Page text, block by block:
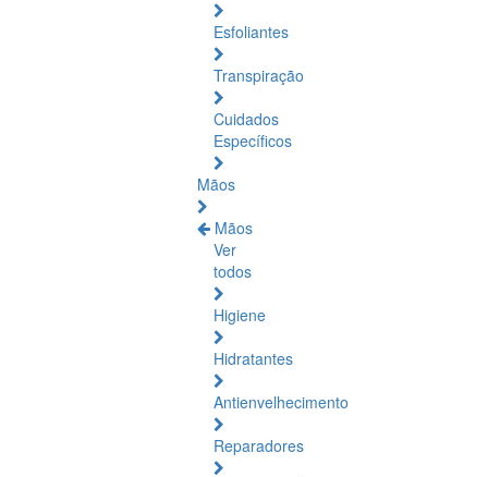
Esfoliantes
Transpiração
Cuidados
Específicos
Mãos
Mãos
Ver
todos
Higiene
Hidratantes
Antienvelhecimento
Reparadores